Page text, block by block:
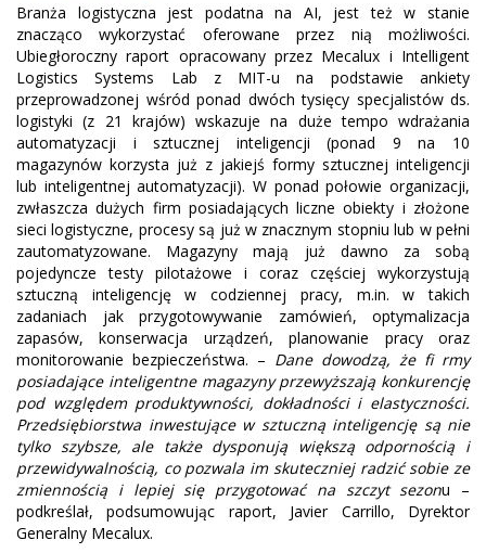
Branża logistyczna jest podatna na AI, jest też w stanie
znacząco wykorzystać oferowane przez nią możliwości.
Ubiegłoroczny raport opracowany przez Mecalux i Intelligent
Logistics Systems Lab z MIT-u na podstawie ankiety
przeprowadzonej wśród ponad dwóch tysięcy specjalistów ds.
logistyki (z 21 krajów) wskazuje na duże tempo wdrażania
automatyzacji i sztucznej inteligencji (ponad 9 na 10
magazynów korzysta już z jakiejś formy sztucznej inteligencji
lub inteligentnej automatyzacji). W ponad połowie organizacji,
zwłaszcza dużych firm posiadających liczne obiekty i złożone
sieci logistyczne, procesy są już w znacznym stopniu lub w pełni
zautomatyzowane. Magazyny mają już dawno za sobą
pojedyncze testy pilotażowe i coraz częściej wykorzystują
sztuczną inteligencję w codziennej pracy, m.in. w takich
zadaniach jak przygotowywanie zamówień, optymalizacja
zapasów, konserwacja urządzeń, planowanie pracy oraz
monitorowanie bezpieczeństwa. – Dane dowodzą, że fi rmy
posiadające inteligentne magazyny przewyższają konkurencję
pod względem produktywności, dokładności i elastyczności.
Przedsiębiorstwa inwestujące w sztuczną inteligencję są nie
tylko szybsze, ale także dysponują większą odpornością i
przewidywalnością, co pozwala im skuteczniej radzić sobie ze
zmiennością i lepiej się przygotować na szczyt sezonu –
podkreślał, podsumowując raport, Javier Carrillo, Dyrektor
Generalny Mecalux.